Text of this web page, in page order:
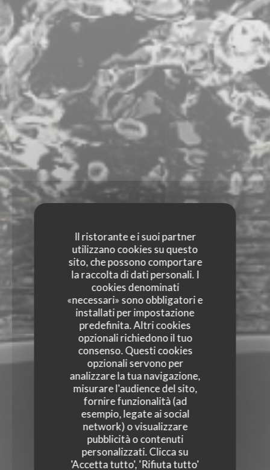
Il ristorante e i suoi partner
utilizzano cookies su questo
sito, che possono comportare
la raccolta di dati personali. I
cookies denominati
«necessari» sono obbligatori e
installati per impostazione
predefinita. Altri cookies
opzionali richiedono il tuo
consenso. Questi cookies
opzionali servono per
analizzare la tua navigazione,
misurare l'audience del sito,
fornire funzionalità (ad
esempio, legate ai social
network) o visualizzare
pubblicità o contenuti
personalizzati. Clicca su
'Accetta tutto', 'Rifiuta tutto'
OH TERROIR
BISTRONOMIE|MONTARGIS